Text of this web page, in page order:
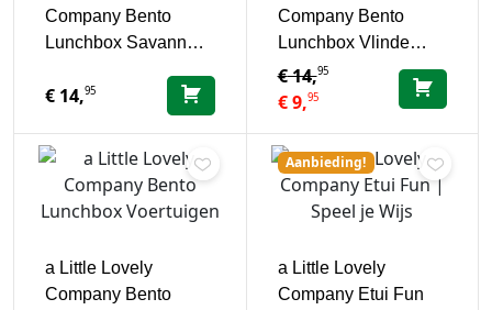
Company Bento
Lunchbox Savann…
€ 14,95
Company Bento
Lunchbox Vlinde…
€14,95
€9,95
a Little Lovely
Company Bento
Aanbieding!
a Little Lovely
Company Etui Fun